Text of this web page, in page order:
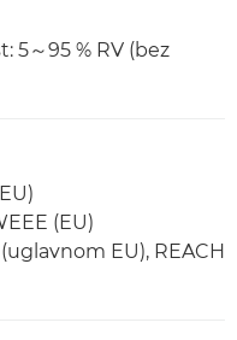
5～95 % RV (bez
(EU)
EU), REACH